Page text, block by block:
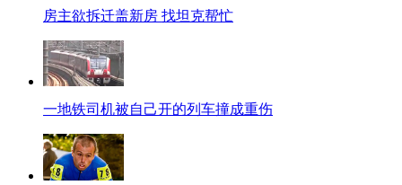
房主欲拆迁盖新房 找坦克帮忙
一地铁司机被自己开的列车撞成重伤